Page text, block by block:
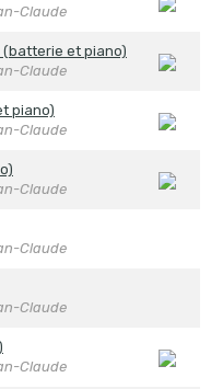
Claude
(batterie et piano)
Claude
piano)
Claude
Claude
Claude
Claude
Claude